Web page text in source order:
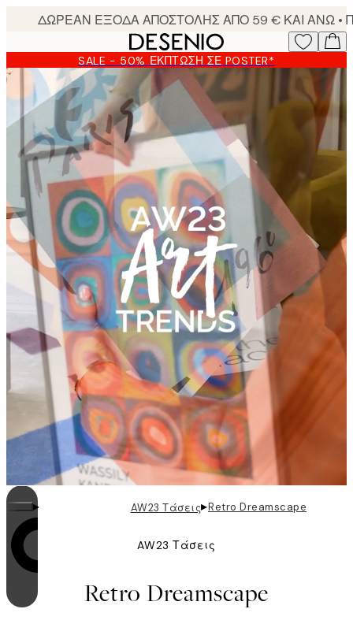
content.
SALE - 50% ΈΚΠΤΩΣΗ ΣΕ POSTER*
Η επανάληψη είναι ενεργοποιημένη
▸ AW23 Τάσεις▸Retro Dreamscape
AW23 Τάσεις
Retro Dreamscape